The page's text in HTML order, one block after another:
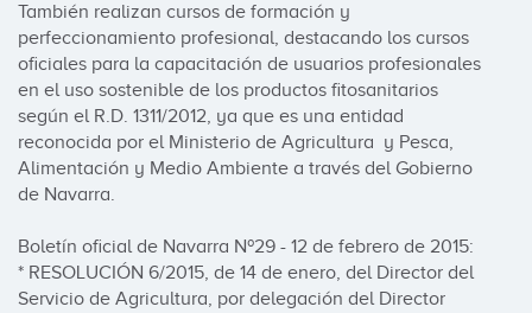
También realizan cursos de formación y
perfeccionamiento profesional, destacando los cursos
oficiales para la capacitación de usuarios profesionales
en el uso sostenible de los productos fitosanitarios
según el R.D. 1311/2012, ya que es una entidad
reconocida por el Ministerio de Agricultura  y Pesca,
Alimentación y Medio Ambiente a través del Gobierno
de Navarra.
Boletín oficial de Navarra Nº29 - 12 de febrero de 2015:
* RESOLUCIÓN 6/2015, de 14 de enero, del Director del
Servicio de Agricultura, por delegación del Director